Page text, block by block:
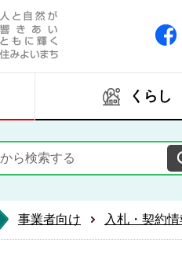
くらし
事業者向け 入札・契約